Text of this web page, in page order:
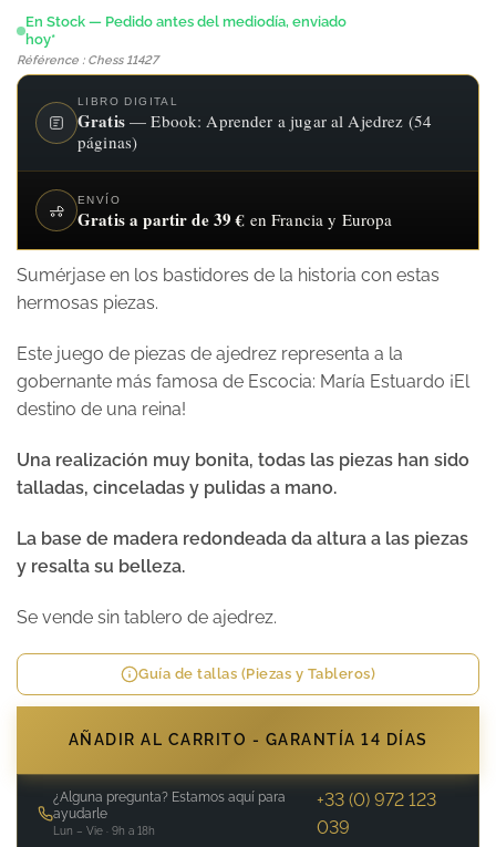
En Stock — Pedido antes del mediodía, enviado
hoy*
Référence : Chess 11427
LIBRO DIGITAL
Gratis— Ebook: Aprender a jugar al Ajedrez (54
páginas)
ENVÍO
Gratis a partir de 39 € en Francia y Europa
Sumérjase en los bastidores de la historia con estas
hermosas piezas.
Este juego de piezas de ajedrez representa a la
gobernante más famosa de Escocia: María Estuardo ¡El
destino de una reina!
Una realización muy bonita, todas las piezas han sido
talladas, cinceladas y pulidas a mano.
La base de madera redondeada da altura a las piezas
y resalta su belleza.
Se vende sin tablero de ajedrez.
Guía de tallas (Piezas y Tableros)
AÑADIR AL CARRITO - GARANTÍA 14 DÍAS
¿Alguna pregunta? Estamos aquí para
ayudarle
Lun – Vie · 9h a 18h
+33 (0) 972 123
039